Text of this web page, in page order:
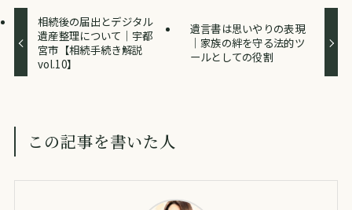
相続後の届出とデジタル
遺産整理について｜宇都
宮市【相続手続き解説
vol.10】
遺言書は思いやりの表現
｜家族の絆を守る法的ツ
ールとしての役割
この記事を書いた人